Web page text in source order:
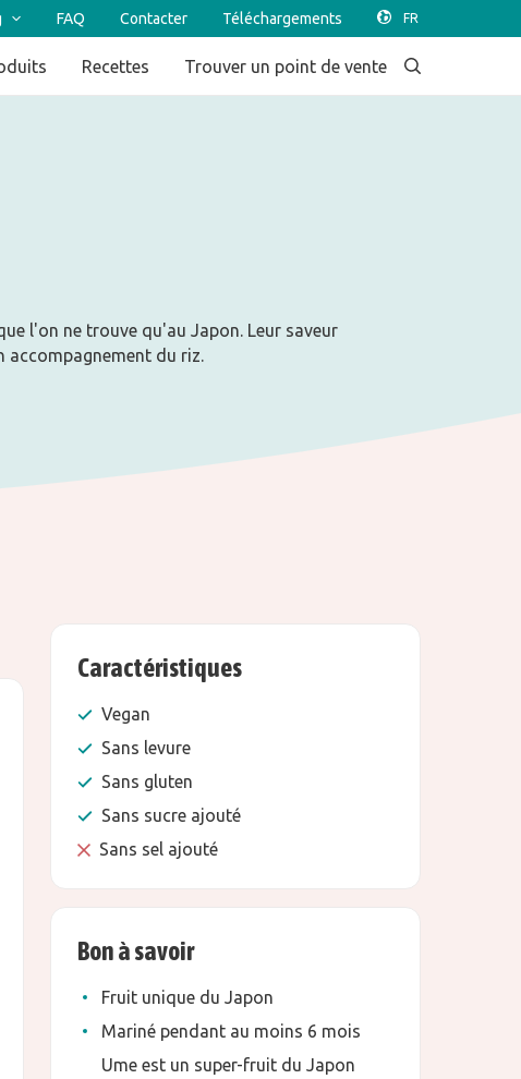
FAQ Contacter Téléchargements
Recettes Trouver un point de vente
l'on ne trouve qu'au Japon. Leur saveur
accompagnement du riz.
Caractéristiques
Vegan
Sans levure
Sans gluten
Sans sucre ajouté
Sans sel ajouté
Bon à savoir
Fruit unique du Japon
Mariné pendant au moins 6 mois
Ume est un super-fruit du Japon